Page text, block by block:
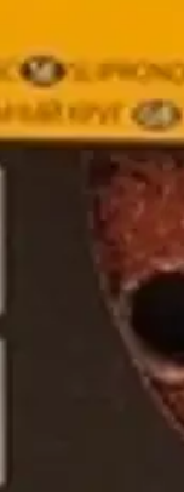
€:n
tuotteita.
puun,